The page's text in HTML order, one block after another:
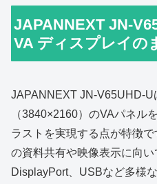
JAPANNEXT JN-
VA ディスプレイの
JAPANNEXT
（3840×2160）のVAパネル
ラストを実現する点が特徴
の資料共有や映像表示に向い
DisplayPort、USBなど多様